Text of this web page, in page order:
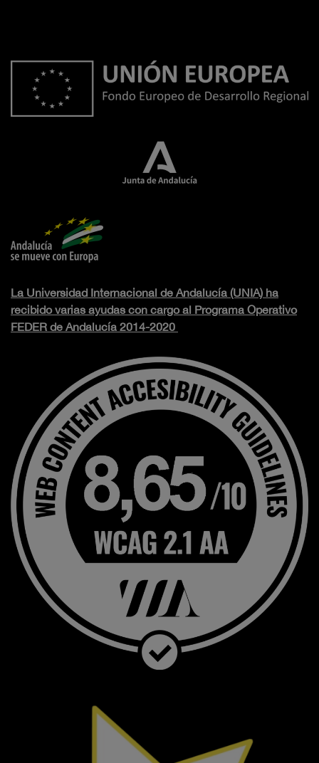
La Universidad Internacional de Andalucía (UNIA) ha
recibido varias ayudas con cargo al Programa Operativo
FEDER de Andalucía 2014-2020